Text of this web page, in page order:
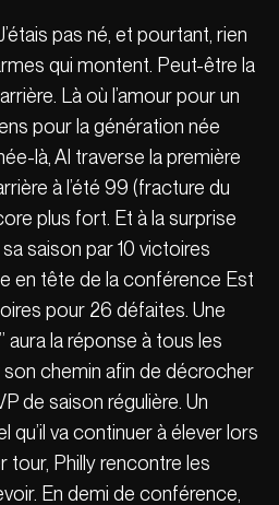
pas né, et pourtant, rien
qui montent. Peut-être la
Là où l’amour pour un
pour la génération née
là, AI traverse la première
à l’été 99 (fracture du
plus fort. Et à la surprise
saison par 10 victoires
en tête de la conférence Est
pour 26 défaites. Une
aura la réponse à tous les
chemin afin de décrocher
de saison régulière. Un
qu’il va continuer à élever lors
tour, Philly rencontre les
En demi de conférence,